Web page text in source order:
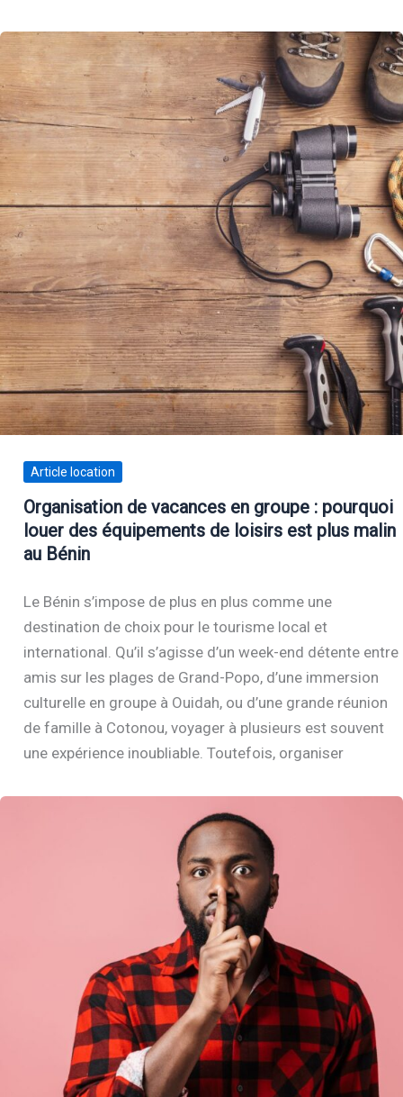
Article location
Organisation de vacances en groupe : pourquoi
louer des équipements de loisirs est plus malin
au Bénin
Le Bénin s’impose de plus en plus comme une
destination de choix pour le tourisme local et
international. Qu’il s’agisse d’un week-end détente entre
amis sur les plages de Grand-Popo, d’une immersion
culturelle en groupe à Ouidah, ou d’une grande réunion
de famille à Cotonou, voyager à plusieurs est souvent
une expérience inoubliable. Toutefois, organiser